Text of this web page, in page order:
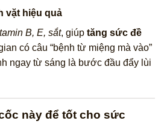
vặt hiệu quả
B, E, sắt, giúp tăng sức đề
có câu “bệnh từ miệng mà vào”
ngay từ sáng là bước đầu đẩy lùi
này để tốt cho sức